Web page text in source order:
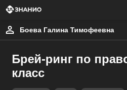
Боева Галина Тимофеевна
Брей-ринг по
класс